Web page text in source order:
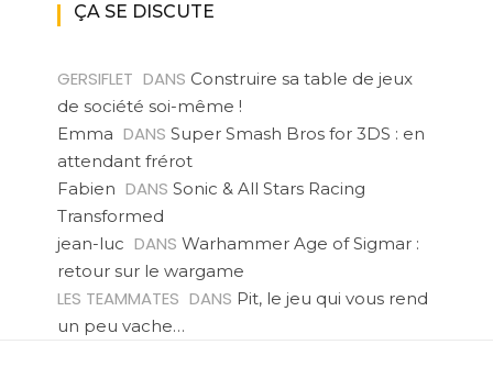
ÇA SE DISCUTE
GERSIFLET DANS Construire sa table de jeux
de société soi-même !
Emma DANS Super Smash Bros for 3DS : en
attendant frérot
Fabien DANS Sonic & All Stars Racing
Transformed
jean-luc DANS Warhammer Age of Sigmar :
retour sur le wargame
LES TEAMMATES DANS Pit, le jeu qui vous rend
un peu vache…